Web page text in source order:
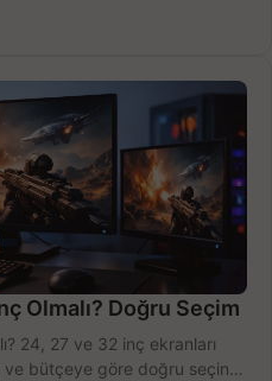
Olmalı? Doğru Seçim
24, 27 ve 32 inç ekranları
bütçeye göre doğru seçin,